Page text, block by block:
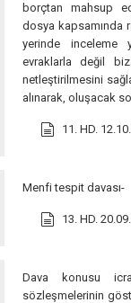
borçtan mahsup
dosya kapsamında
yerinde inceleme
evraklarla değil
netleştirilmesini
alınarak, oluşacak
11. HD.
Menfi tespit davası-
13. HD.
Dava konusu
sözleşmelerinin